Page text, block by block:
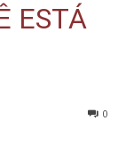
ESTÁ
0